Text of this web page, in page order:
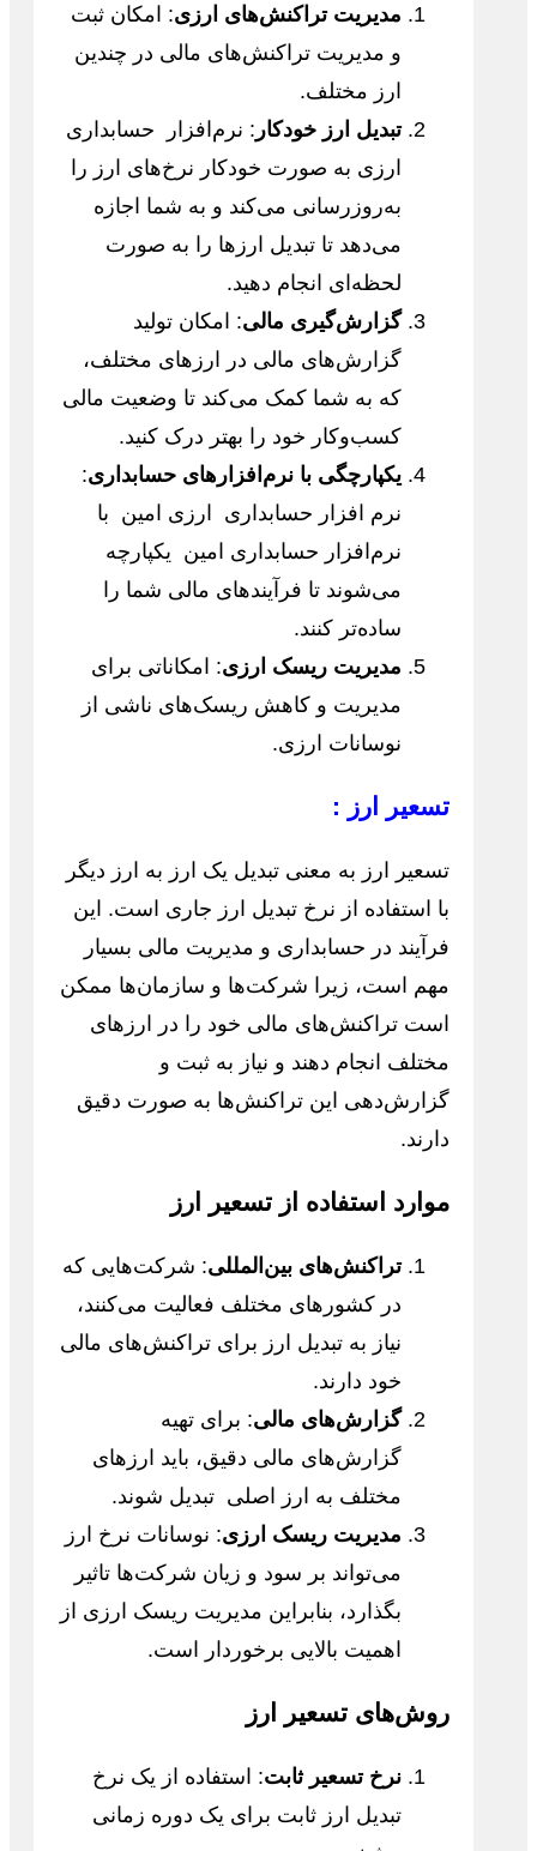
مدیریت تراکنش‌های ارزی: امکان ثبت
و مدیریت تراکنش‌های مالی در چندین
ارز مختلف.
تبدیل ارز خودکار : نرم‌افزار حسابداری
ارزی به صورت خودکار نرخ‌های ارز را
به‌روزرسانی می‌کند و به شما اجازه
می‌دهد تا تبدیل ارزها را به صورت
لحظه‌ای انجام دهید.
گزارش‌گیری مالی: امکان تولید
گزارش‌های مالی در ارزهای مختلف،
که به شما کمک می‌کند تا وضعیت مالی
کسب‌وکار خود را بهتر درک کنید.
یکپارچگی با نرم‌افزارهای حسابداری:
نرم افزار حسابداری ارزی امین با
نرم‌افزار حسابداری امین یکپارچه
می‌شوند تا فرآیندهای مالی شما را
ساده‌تر کنند.
مدیریت ریسک ارزی: امکاناتی برای
مدیریت و کاهش ریسک‌های ناشی از
نوسانات ارزی.
تسعیر ارز :
تسعیر ارز به معنی تبدیل یک ارز به ارز دیگر
با استفاده از نرخ تبدیل ارز جاری است. این
فرآیند در حسابداری و مدیریت مالی بسیار
مهم است، زیرا شرکت‌ها و سازمان‌ها ممکن
است تراکنش‌های مالی خود را در ارزهای
مختلف انجام دهند و نیاز به ثبت و
گزارش‌دهی این تراکنش‌ها به صورت دقیق
دارند.
موارد استفاده از تسعیر ارز
تراکنش‌های بین‌المللی: شرکت‌هایی که
در کشورهای مختلف فعالیت می‌کنند،
نیاز به تبدیل ارز برای تراکنش‌های مالی
خود دارند.
گزارش‌های مالی: برای تهیه
گزارش‌های مالی دقیق، باید ارزهای
مختلف به ارز اصلی تبدیل شوند.
مدیریت ریسک ارزی: نوسانات نرخ ارز
می‌تواند بر سود و زیان شرکت‌ها تاثیر
بگذارد، بنابراین مدیریت ریسک ارزی از
اهمیت بالایی برخوردار است.
روش‌های تسعیر ارز
نرخ تسعیر ثابت: استفاده از یک نرخ
تبدیل ارز ثابت برای یک دوره زمانی